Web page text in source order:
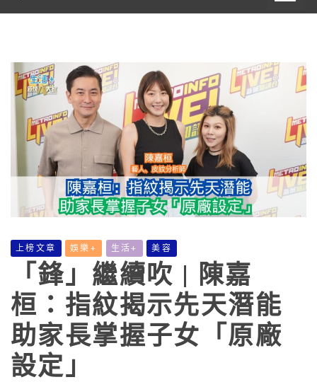
上榜文章 娛樂+ 生活+ 美容
「鋒」繼續吹 | 陳嘉
桓：指紋揭示先天潛能
助家長掌握子女「原廠
設定」